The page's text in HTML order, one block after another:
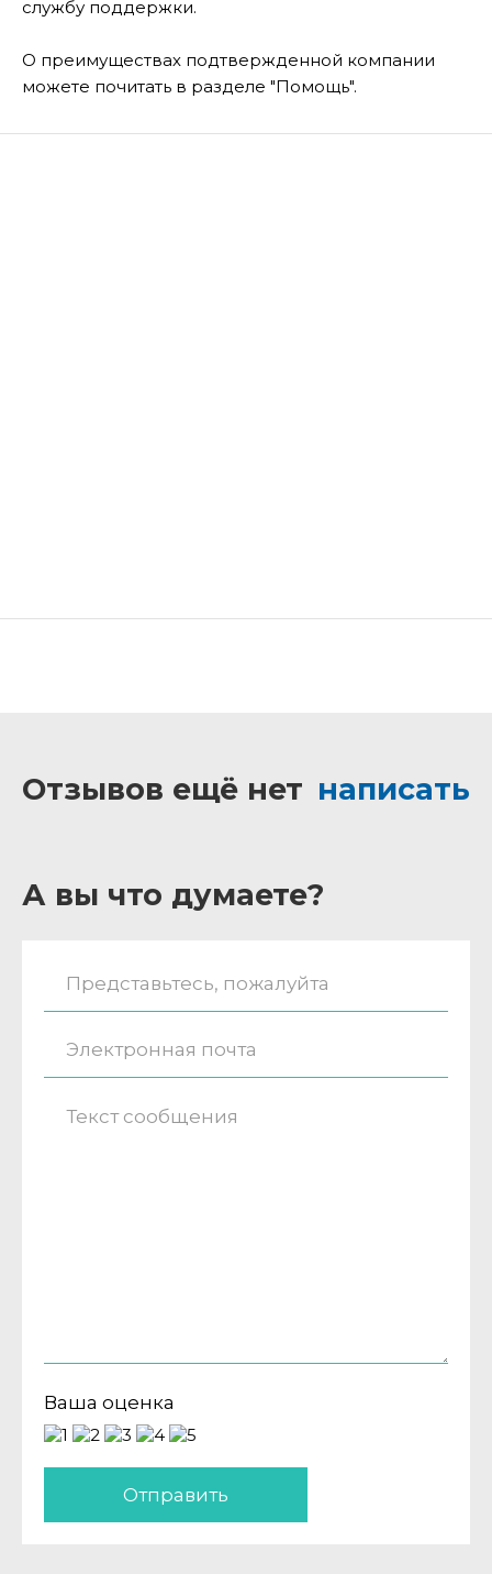
службу поддержки.
О преимуществах подтвержденной компании
можете почитать в разделе "Помощь".
Отзывов ещё нет написать
А вы что думаете?
Ваша оценка
Отправить